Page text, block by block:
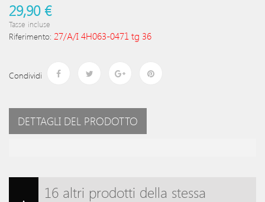
29,90 €
Tasse incluse
Riferimento: 27/A/I 4H063-0471 tg 36
Condividi
DETTAGLI DEL PRODOTTO
16 altri prodotti della stessa